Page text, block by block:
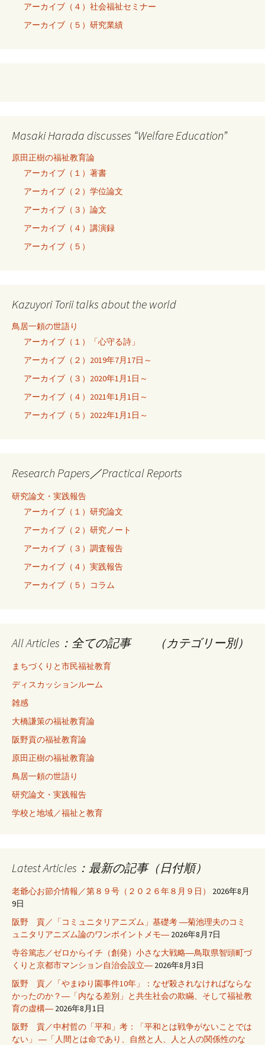
アーカイブ（４）社会福祉セミナー
アーカイブ（５）研究業績
Masaki Harada discusses “Welfare Education”
原田正樹の福祉教育論
アーカイブ（１）著書
アーカイブ（２）学位論文
アーカイブ（３）論文
アーカイブ（４）講演録
アーカイブ（５）
Kazuyori Torii talks about the world
鳥居一頼の世語り
アーカイブ（１）「心守る詩」
アーカイブ（２）2019年7月17日～
アーカイブ（３）2020年1月1日～
アーカイブ（４）2021年1月1日～
アーカイブ（５）2022年1月1日～
Research Papers／Practical Reports
研究論文・実践報告
アーカイブ（１）研究論文
アーカイブ（２）研究ノート
アーカイブ（３）調査報告
アーカイブ（４）実践報告
アーカイブ（５）コラム
All Articles：全ての記事 （カテゴリー別）
まちづくりと市民福祉教育
ディスカッションルーム
雑感
大橋謙策の福祉教育論
阪野貢の福祉教育論
原田正樹の福祉教育論
鳥居一頼の世語り
研究論文・実践報告
学校と地域／福祉と教育
Latest Articles：最新の記事（日付順）
老爺心お節介情報／第８９号（２０２６年８月９日）
2026年8月
9日
阪野 貢／「コミュニタリアニズム」基礎考 ―菊池理夫のコミ
ュニタリアニズム論のワンポイントメモ― 2026年8月7日
寺谷篤志／ゼロからイチ（創発）小さな大戦略―鳥取県智頭町づ
くりと京都市マンション自治会設立― 2026年8月3日
阪野 貢／「やまゆり園事件10年」：なぜ殺されなければならな
かったのか？―「内なる差別」と共生社会の欺瞞、そして福祉教
育の虚構― 2026年8月1日
阪野 貢／中村哲の「平和」考：「平和とは戦争がないことでは
ない」 ―「人間とは命であり、自然と人、人と人の関係性のな